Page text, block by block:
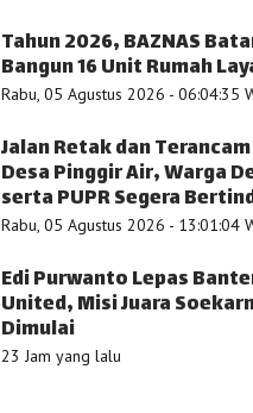
Tahun 2026, BAZNAS
Bangun 16 Unit Rumah
Rabu, 05 Agustus 2026 - 06:04:35
Jalan Retak dan
Desa Pinggir Air, Warga
serta PUPR Segera
Rabu, 05 Agustus 2026 - 13:01:04
Edi Purwanto Lepas
United, Misi Juara
Dimulai
23 Jam yang lalu